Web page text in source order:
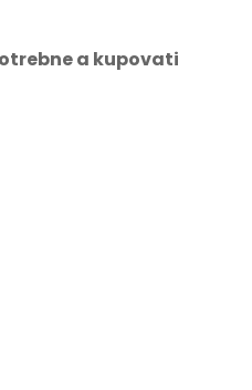
a kupovati